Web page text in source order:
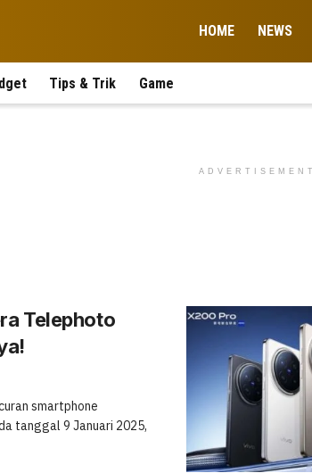
HOME NEWS
Tips & Trik Game
ADVERTISEMENT
Telephoto
smartphone
tanggal 9 Januari 2025,